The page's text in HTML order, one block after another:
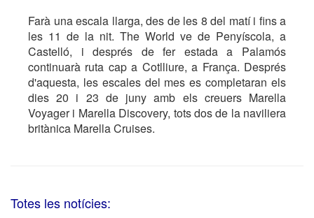
Farà una escala llarga, des de les 8 del matí i fins a
les 11 de la nit. The World ve de Penyíscola, a
Castelló, i després de fer estada a Palamós
continuarà ruta cap a Cotlliure, a França. Després
d'aquesta, les escales del mes es completaran els
dies 20 i 23 de juny amb els creuers Marella
Voyager i Marella Discovery, tots dos de la naviliera
britànica Marella Cruises.
Totes les notícies: